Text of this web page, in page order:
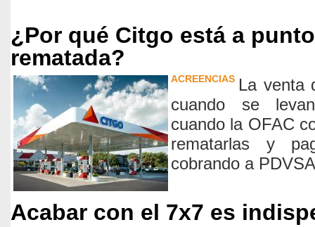
¿Por qué Citgo está a
rematada?
ACREENCIAS La venta
cuando se
cuando la OFAC
rematarlas y
cobrando a
Acabar con el 7x7 es